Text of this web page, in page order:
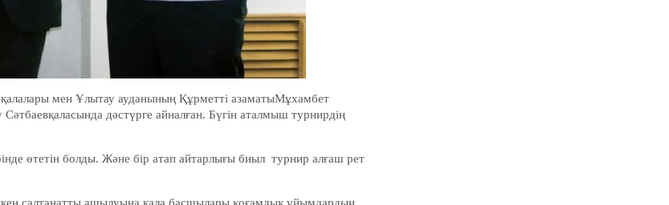
мен Ұлытау ауданының Құрметті азаматыМұхамбет
дәстүрге айналған. Бүгін аталмыш турнирдің
өтетін болды. Және бір атап айтарлығы биыл турнир алғаш рет